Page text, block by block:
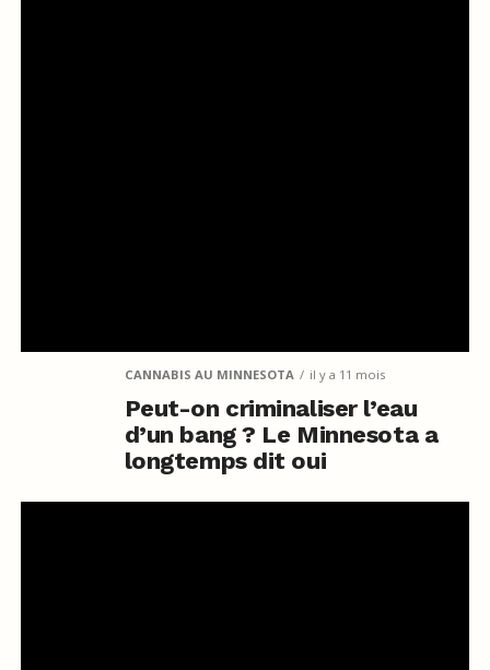
CANNABIS AU MINNESOTA il y a 11 mois
Peut-on criminaliser l’eau
d’un bang ? Le Minnesota a
longtemps dit oui